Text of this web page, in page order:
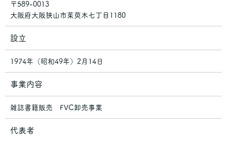
〒589-0013
大阪府大阪狭山市茱萸木七丁目1180
設立
1974年（昭和49年）2月14日
事業内容
雑誌書籍販売 FVC卸売事業
代表者